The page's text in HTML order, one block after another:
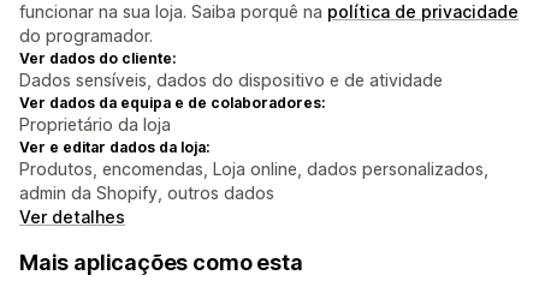
funcionar na sua loja. Saiba porquê na política de privacidade
do programador.
Ver dados do cliente:
Dados sensíveis, dados do dispositivo e de atividade
Ver dados da equipa e de colaboradores:
Proprietário da loja
Ver e editar dados da loja:
Produtos, encomendas, Loja online, dados personalizados,
admin da Shopify, outros dados
Ver detalhes
Mais aplicações como esta